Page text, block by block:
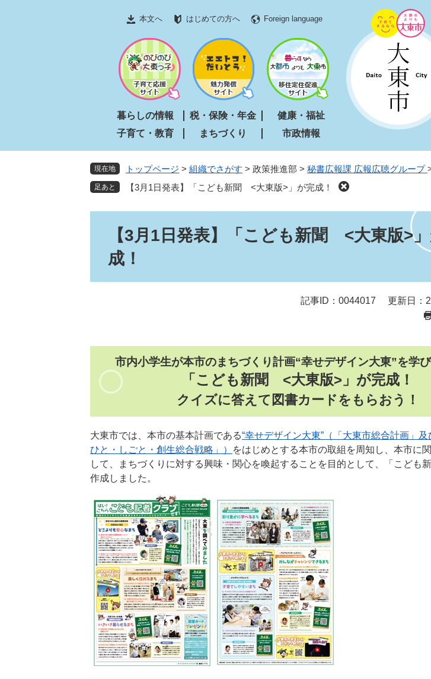
文
本文へ はじめての方へ Foreign language
暮らしの情報 税・保険・年金
健康・福祉
子育て・教育
まちづくり 市政情報
現在地 トップページ > 組織でさがす > 政策推進部 > 秘書広報課 広報広聴グループ
【3月1日発表】「こども新聞 <大東版>」が完成！
【3月1日発表】「こども新聞 <大東版>
成！
記事ID：0044017
更新日：
市内小学生が本市のまちづくり計画“幸せデザイン大東”を学
「こども新聞 <大東版>」が完成！
クイズに答えて図書カードをもらおう！
大東市では、本市の基本計画である“幸せデザイン大東”（「大東市総合計画」及
ひと・しごと・創生総合戦略」）
をはじめとする本市の取組を周知し、本市に
して、まちづくりに対する興味・関心を喚起することを目的として、「こども
作成しました。​